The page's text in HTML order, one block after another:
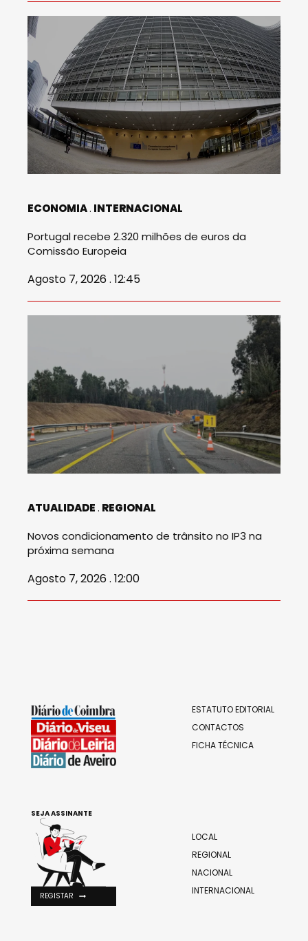
ECONOMIA INTERNACIONAL
Portugal recebe 2.320 milhões de euros da
Comissão Europeia
Agosto 7, 2026 . 12:45
ATUALIDADE REGIONAL
Novos condicionamento de trânsito no IP3 na
próxima semana
Agosto 7, 2026 . 12:00
ESTATUTO EDITORIAL
CONTACTOS
FICHA TÉCNICA
LOCAL
REGIONAL
NACIONAL
INTERNACIONAL
SEJA ASSINANTE
REGISTAR